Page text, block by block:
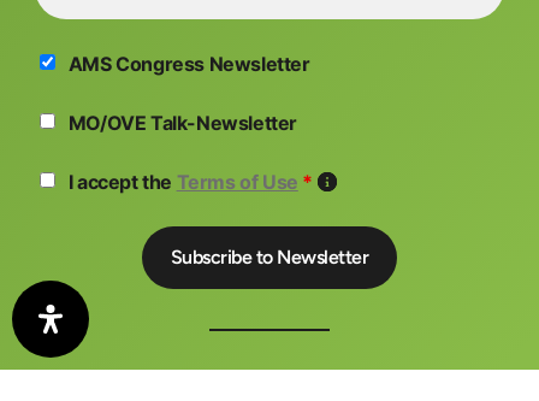
AMS Congress Newsletter
MO/OVE Talk-Newsletter
I accept the Terms of Use *